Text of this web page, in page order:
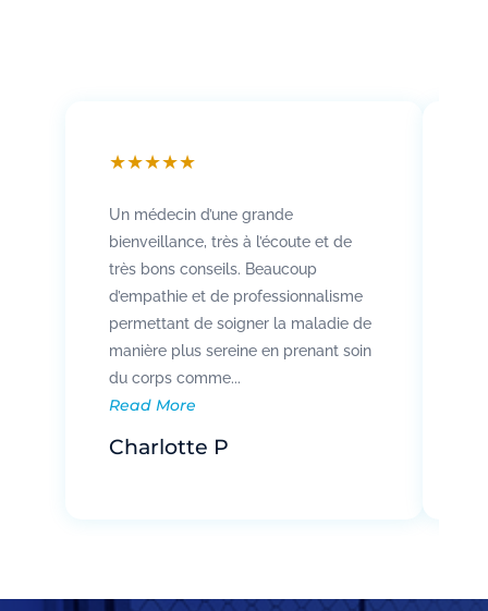
★★★★★
Un médecin d’une grande
bienveillance, très à l’écoute et de
très bons conseils. Beaucoup
d’empathie et de professionnalisme
permettant de soigner la maladie de
manière plus sereine en prenant soin
du corps comme...
Read More
Charlotte P